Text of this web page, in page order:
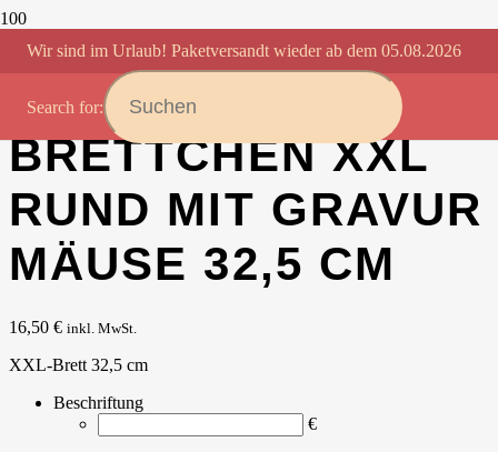
Wir sind im Urlaub! Paketversandt wieder ab dem 05.08.2026
Search for:
Wunschbeschriftung 25 cm/ Brettchen XXL rund mit Gravur
Mäuse 32,5 cm
BRETTCHEN XXL
RUND MIT GRAVUR
MÄUSE 32,5 CM
16,50 € inkl. MwSt.
XXL-Brett 32,5 cm
Beschriftung
€